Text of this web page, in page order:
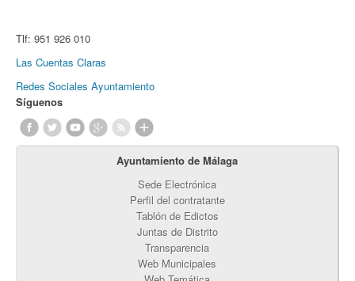
Tlf: 951 926 010
Las Cuentas Claras
Redes Sociales Ayuntamiento
Síguenos
Ayuntamiento de Málaga
Sede Electrónica
Perfil del contratante
Tablón de Edictos
Juntas de Distrito
Transparencia
Web Municipales